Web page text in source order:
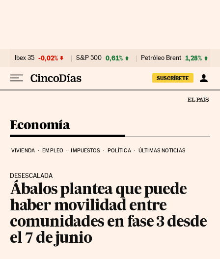
Ibex 35 -0,02% S&P 500 0,61% Petróleo Brent 1,28%
SUSCRÍBETE
Economía
VIVIENDA EMPLEO IMPUESTOS POLÍTICA ÚLTIMAS NOTICIAS
DESESCALADA
Ábalos plantea que puede
haber movilidad entre
comunidades en fase 3 desde
el 7 de junio